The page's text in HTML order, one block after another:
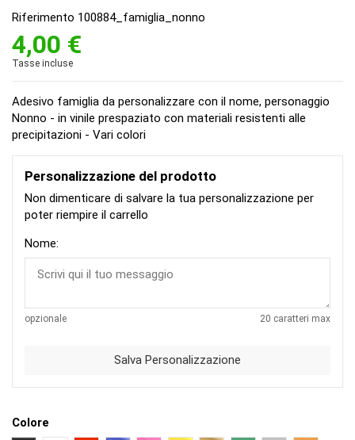
Riferimento 100884_famiglia_nonno
4,00 €
Tasse incluse
Adesivo famiglia da personalizzare con il nome, personaggio
Nonno - in vinile prespaziato con materiali resistenti alle
precipitazioni - Vari colori
Personalizzazione del prodotto
Non dimenticare di salvare la tua personalizzazione per
poter riempire il carrello
Nome:
opzionale 20 caratteri max
Salva Personalizzazione
Colore